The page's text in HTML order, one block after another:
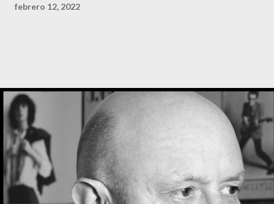
febrero 12, 2022